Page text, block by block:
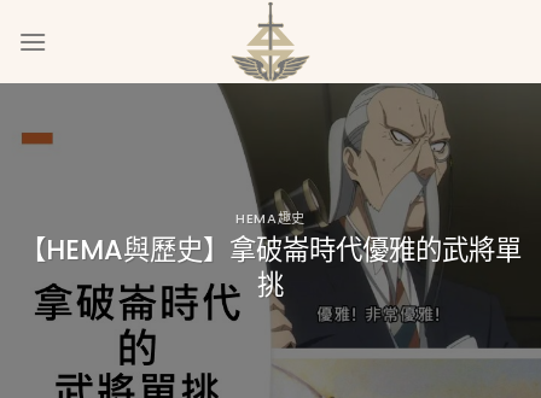
HEMA趣史
【HEMA與歷史】拿破崙時代優雅的武將單
挑